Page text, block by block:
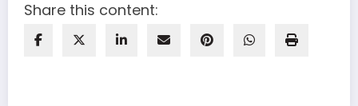
Share this content: